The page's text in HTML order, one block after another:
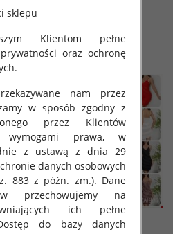
sklepu
Klientom pełne
oraz ochronę
nam przez
w sposób zgodny z
przez Klientów
wymogami prawa, w
z ustawą z dnia 29
danych osobowych
883 z późn. zm.). Dane
przechowujemy na
ich pełne
do bazy danych